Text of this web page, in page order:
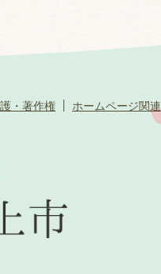
・著作権 ホームページ関連